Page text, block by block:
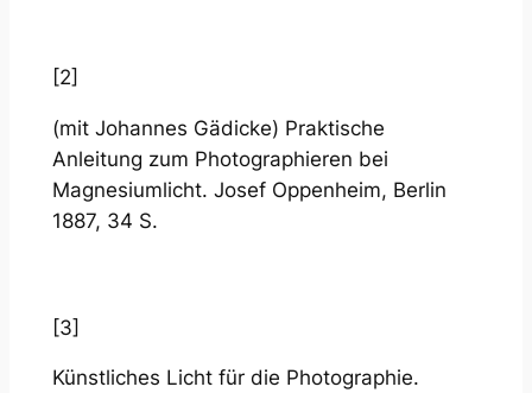
[2]
(mit Johannes Gädicke) Praktische
Anleitung zum Photographieren bei
Magnesiumlicht. Josef Oppenheim, Berlin
1887, 34 S.
[3]
Künstliches Licht für die Photographie.